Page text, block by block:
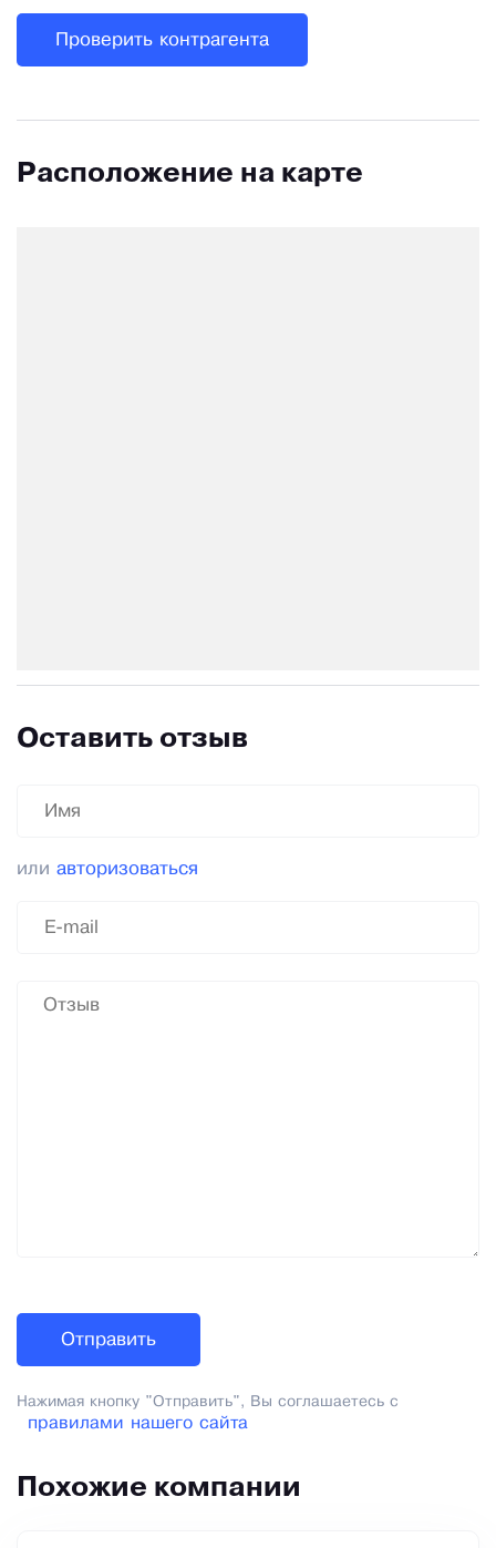
Проверить контрагента
Расположение на карте
Оставить отзыв
или авторизоваться
Нажимая кнопку "Отправить", Вы соглашаетесь с
правилами нашего сайта
Похожие компании